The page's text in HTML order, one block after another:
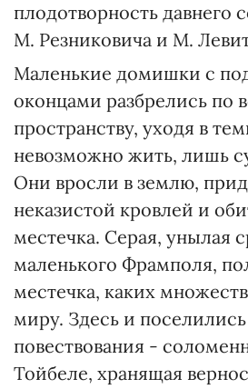
плодотворность давнего
М. Резниковича и М.
Маленькие домишки с
оконцами разбрелись по
пространству, уходя в
невозможно жить, лишь
Они вросли в землю,
неказистой кровлей и
местечка. Серая, унылая
маленького Фрамполя,
местечка, каких
миру. Здесь и
повествования -
Тойбеле, хранящая